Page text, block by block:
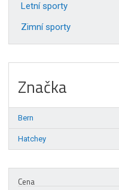
Letní sporty
Zimní sporty
Značka
Bern
Hatchey
Cena